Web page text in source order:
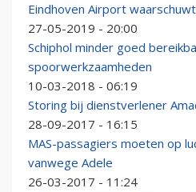
Eindhoven Airport
27-05-2019 - 20:00
Schiphol minder goed
spoorwerkzaamheden
10-03-2018 - 06:19
Storing bij dienstverlener
28-09-2017 - 16:15
MAS-passagiers moeten op
vanwege Adele
26-03-2017 - 11:24